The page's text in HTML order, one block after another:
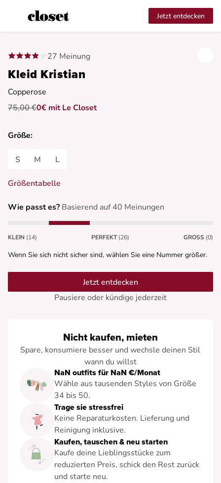
Jetzt entdecken
27 Meinung
Kleid Kristian
Copperose
75,00 €0€ mit Le Closet
Größe:
S M L
Größentabelle
Wie passt es? Basierend auf 40 Meinungen
KLEIN (14) PERFEKT (26) GROSS (0)
Wenn Sie sich nicht sicher sind, wählen Sie eine Nummer größer.
Jetzt entdecken
Pausiere oder kündige jederzeit
Nicht kaufen, mieten
Spare, konsumiere besser und wechsle deinen Stil
wann du willst
NaN outfits für NaN €/Monat
Wähle aus tausenden Styles von Größe
34 bis 50.
Trage sie stressfrei
Keine Reparaturkosten. Lieferung und
Reinigung inklusive.
Kaufen, tauschen & neu starten
Kaufe deine Lieblingsstücke zum
reduzierten Preis, schick den Rest zurück
und starte neu.